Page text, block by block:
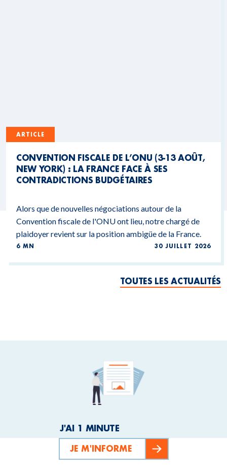
ARTICLE
CONVENTION FISCALE DE L’ONU (3-13 AOÛT,
NEW YORK) : LA FRANCE FACE À SES
CONTRADICTIONS BUDGÉTAIRES
Alors que de nouvelles négociations autour de la
Convention fiscale de l'ONU ont lieu, notre chargé de
plaidoyer revient sur la position ambigüe de la France.
6 MN 30 JUILLET 2026
TOUTES LES ACTUALITÉS
J'AI 1 MINUTE
JE M'INFORME